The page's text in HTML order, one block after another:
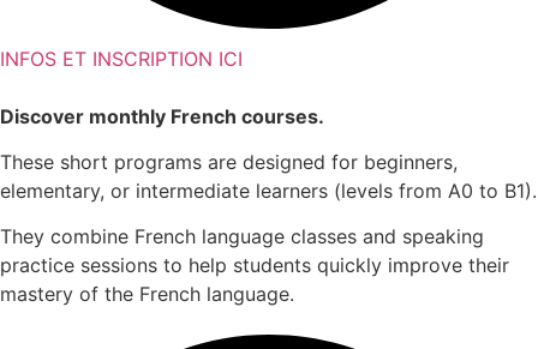
INFOS ET INSCRIPTION ICI
Discover monthly French courses.
These short programs are designed for beginners,
elementary, or intermediate learners (levels from A0 to B1).
They combine French language classes and speaking
practice sessions to help students quickly improve their
mastery of the French language.